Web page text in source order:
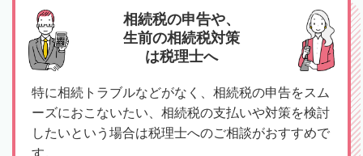
相続税の申告や、
生前の相続税対策
は税理士へ
特に相続トラブルなどがなく、相続税の申告をスム
ーズにおこないたい、相続税の支払いや対策を検討
したいという場合は税理士へのご相談がおすすめで